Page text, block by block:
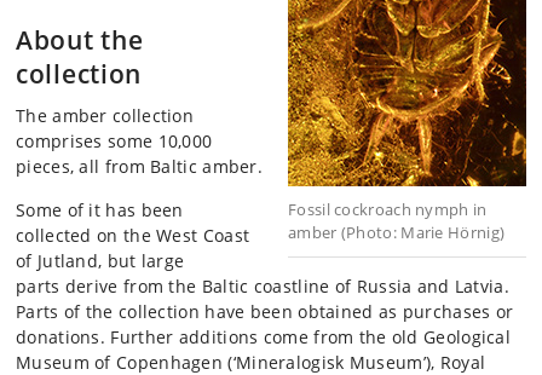
Fossil cockroach nymph in
amber (Photo: Marie Hörnig)
About the
collection
The amber collection
comprises some 10,000
pieces, all from Baltic amber.
Some of it has been
collected on the West Coast
of Jutland, but large
parts derive from the Baltic coastline of Russia and Latvia.
Parts of the collection have been obtained as purchases or
donations. Further additions come from the old Geological
Museum of Copenhagen (‘Mineralogisk Museum’), Royal